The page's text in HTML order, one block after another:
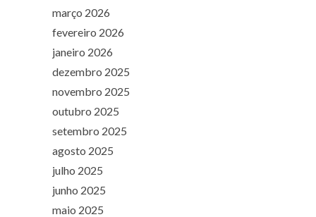
março 2026
fevereiro 2026
janeiro 2026
dezembro 2025
novembro 2025
outubro 2025
setembro 2025
agosto 2025
julho 2025
junho 2025
maio 2025